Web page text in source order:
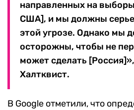
направленных на
США], и мы должны
этой угрозе. Однако мы
осторожны, чтобы не
может сделать
Халтквист.
В Google отметили, что